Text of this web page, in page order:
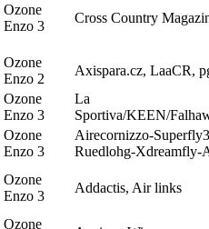
Ozone
Enzo 3
Cross Country
Ozone
Enzo 2
Axispara.cz, LaaCR,
Ozone
Enzo 3
La
Sportiva/KEEN/
Ozone
Enzo 3
Airecornizzo-
Ruedlohg-Xdreamfly-
Ozone
Enzo 3
Addactis, Air links
Ozone